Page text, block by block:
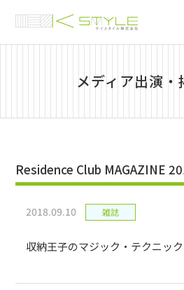
メディア出演・
Residence Club MAGAZINE
2018.09.10 雑誌
収納王子のマジック・テクニック